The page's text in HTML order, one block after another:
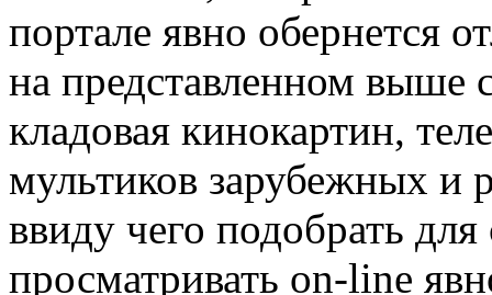
портале явно обернется
на представленном выше
кладовая кинокартин,
мультиков зарубежных и
ввиду чего подобрать
просматривать on-line